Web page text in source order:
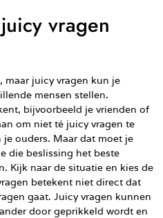
vragen
maar juicy vragen kun je
mensen stellen.
bijvoorbeeld je vrienden of
om niet té juicy vragen te
je ouders. Maar dat moet je
die beslissing het beste
Kijk naar de situatie en kies de
betekent niet direct dat
gaat. Juicy vragen kunnen
door geprikkeld wordt en